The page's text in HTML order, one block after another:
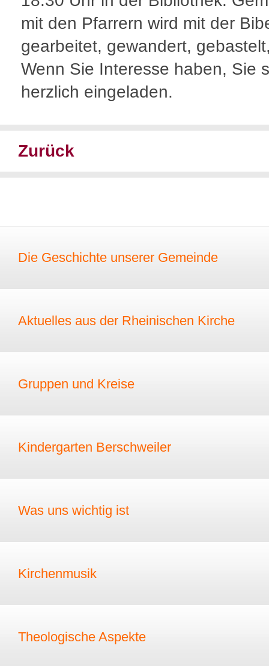
mit den Pfarrern wird mit der
gearbeitet, gewandert,
Wenn Sie Interesse haben, Sie
herzlich eingeladen.
Zurück
Die Geschichte unserer Gemeinde
Aktuelles aus der Rheinischen Kirche
Gruppen und Kreise
Kindergarten Berschweiler
Was uns wichtig ist
Kirchenmusik
Theologische Aspekte